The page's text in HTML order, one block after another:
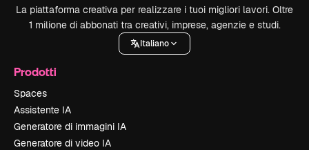
La piattaforma creativa per realizzare i tuoi migliori lavori. Oltre
1 milione di abbonati tra creativi, imprese, agenzie e studi.
Italiano
Prodotti
Spaces
Assistente IA
Generatore di immagini IA
Generatore di video IA